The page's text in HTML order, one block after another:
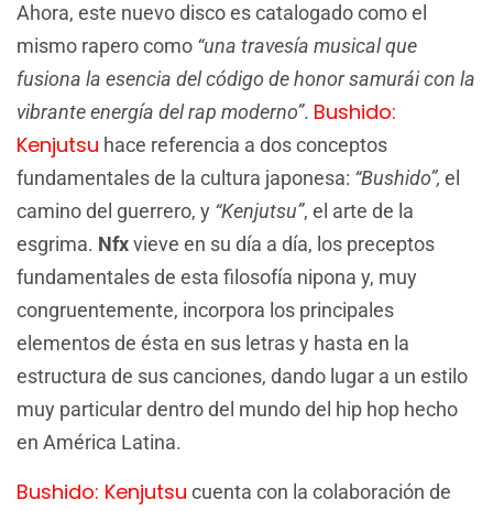
Ahora, este nuevo disco es catalogado como el
mismo rapero como “una travesía musical que
fusiona la esencia del código de honor samurái con la
vibrante energía del rap moderno”. Bushido:
Kenjutsu hace referencia a dos conceptos
fundamentales de la cultura japonesa: “Bushido”, el
camino del guerrero, y “Kenjutsu”, el arte de la
esgrima. Nfxvieve en su día a día, los preceptos
fundamentales de esta filosofía nipona y, muy
congruentemente, incorpora los principales
elementos de ésta en sus letras y hasta en la
estructura de sus canciones, dando lugar a un estilo
muy particular dentro del mundo del hip hop hecho
en América Latina.
Bushido: Kenjutsu cuenta con la colaboración de